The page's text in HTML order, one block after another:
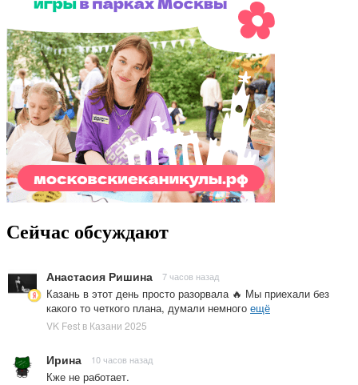
Сейчас обсуждают
Анастасия Ришина 7 часов назад
Казань в этот день просто разорвала 🔥 Мы приехали без
какого то четкого плана, думали немного ещё
VK Fest в Казани 2025
Ирина 10 часов назад
Кже не работает.